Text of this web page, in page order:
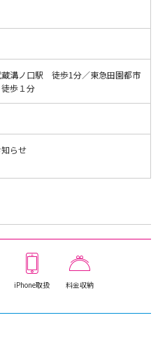
溝ノ口駅 徒歩1分／東急田園都市
歩１分
らせ
iPhone取扱 料金収納